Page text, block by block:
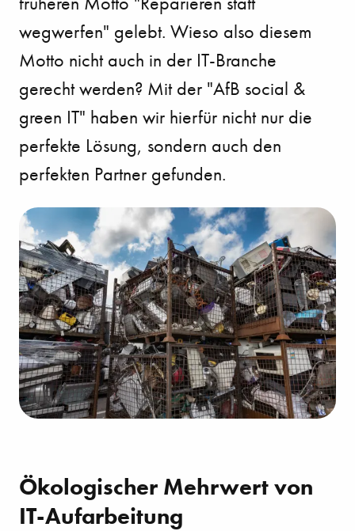
wegwerfen" gelebt. Wieso also diesem
Motto nicht auch in der IT-Branche
gerecht werden? Mit der "AfB social &
green IT" haben wir hierfür nicht nur die
perfekte Lösung, sondern auch den
perfekten Partner gefunden.
Ökologischer Mehrwert von
IT-Aufarbeitung